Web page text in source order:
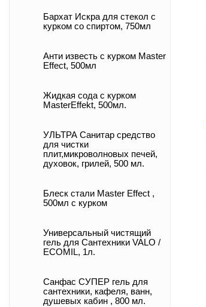
Бархат Искра для стекол с
курком со спиртом, 750мл
Анти известь с курком Master
Effect, 500мл
Жидкая сода с курком
MasterEffekt, 500мл.
УЛЬТРА Санитар средство
для чистки
плит,микроволновых печей,
духовок, грилей, 500 мл.
Блеск стали Master Effect ,
500мл с курком
Универсальный чистящий
гель для Сантехники VALO /
ECOMIL, 1л.
Санфас СУПЕР гель для
сантехники, кафеля, ванн,
душевых кабин , 800 мл.